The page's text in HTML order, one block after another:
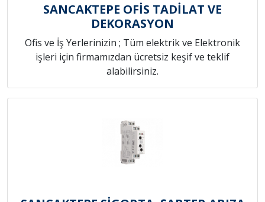
SANCAKTEPE OFİS TADİLAT VE
DEKORASYON
Ofis ve İş Yerlerinizin ; Tüm elektrik ve Elektronik
işleri için firmamızdan ücretsiz keşif ve teklif
alabilirsiniz.